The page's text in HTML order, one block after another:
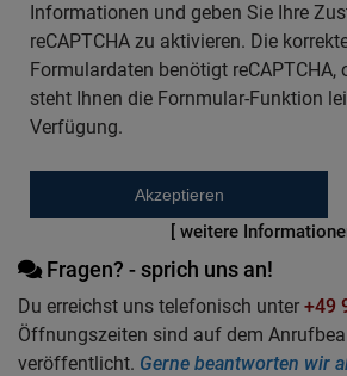
Informationen und geben Sie Ihre
reCAPTCHA zu aktivieren. Die
Formulardaten benötigt reCAPTCHA,
steht Ihnen die Fornmular-Funktion
Verfügung.
Akzeptieren
[ weitere
Fragen? - sprich uns an!
Du erreichst uns telefonisch unter +49
Öffnungszeiten sind auf dem
veröffentlicht. Gerne beantworten wir